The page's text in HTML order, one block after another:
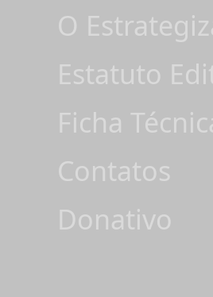
O
Estatuto
Ficha
Contatos
Donativo